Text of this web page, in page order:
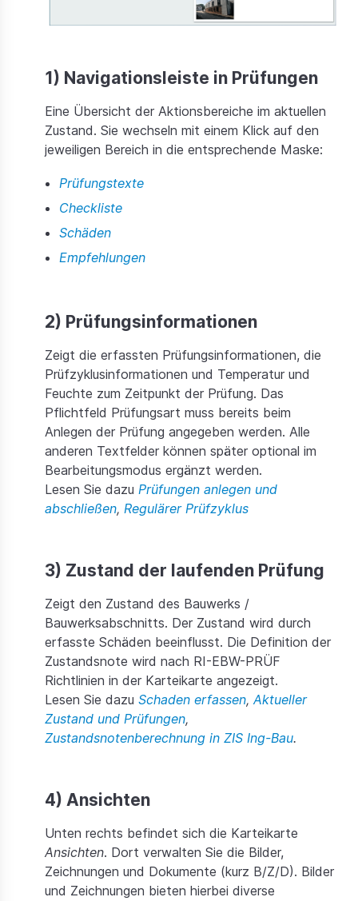
1) Navigationsleiste in Prüfungen
Eine Übersicht der Aktionsbereiche im aktuellen
Zustand. Sie wechseln mit einem Klick auf den
jeweiligen Bereich in die entsprechende Maske:
Prüfungstexte
Checkliste
Schäden
Empfehlungen
2) Prüfungsinformationen
Zeigt die erfassten Prüfungsinformationen, die
Prüfzyklusinformationen und Temperatur und
Feuchte zum Zeitpunkt der Prüfung. Das
Pflichtfeld Prüfungsart muss bereits beim
Anlegen der Prüfung angegeben werden. Alle
anderen Textfelder können später optional im
Bearbeitungsmodus ergänzt werden.
Lesen Sie dazu Prüfungen anlegen und
abschließen, Regulärer Prüfzyklus
3) Zustand der laufenden Prüfung
Zeigt den Zustand des Bauwerks /
Bauwerksabschnitts. Der Zustand wird durch
erfasste Schäden beeinflusst. Die Definition der
Zustandsnote wird nach RI-EBW-PRÜF
Richtlinien in der Karteikarte angezeigt.
Lesen Sie dazu Schaden erfassen, Aktueller
Zustand und Prüfungen,
Zustandsnotenberechnung in ZIS Ing-Bau.
4) Ansichten
Unten rechts befindet sich die Karteikarte
Ansichten. Dort verwalten Sie die Bilder,
Zeichnungen und Dokumente (kurz B/Z/D). Bilder
und Zeichnungen bieten hierbei diverse